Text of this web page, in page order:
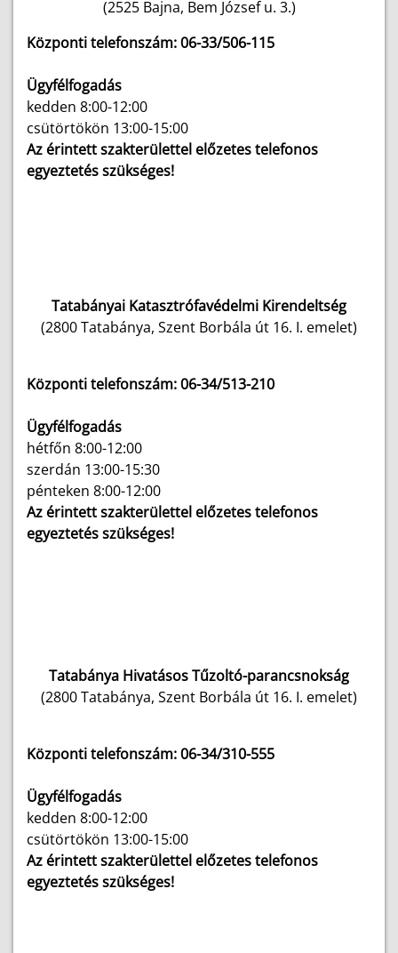
(2525 Bajna, Bem József u. 3.)
Központi telefonszám: 06-33/506-115
Ügyfélfogadás
kedden 8:00-12:00
csütörtökön 13:00-15:00
Az érintett szakterülettel előzetes telefonos
egyeztetés szükséges!
Tatabányai Katasztrófavédelmi Kirendeltség
(2800 Tatabánya, Szent Borbála út 16. I. emelet)
Központi telefonszám: 06-34/513-210
Ügyfélfogadás
hétfőn 8:00-12:00
szerdán 13:00-15:30
pénteken 8:00-12:00
Az érintett szakterülettel előzetes telefonos
egyeztetés szükséges!
Tatabánya Hivatásos Tűzoltó-parancsnokság
(2800 Tatabánya, Szent Borbála út 16. I. emelet)
Központi telefonszám: 06-34/310-555
Ügyfélfogadás
kedden 8:00-12:00
csütörtökön 13:00-15:00
Az érintett szakterülettel előzetes telefonos
egyeztetés szükséges!